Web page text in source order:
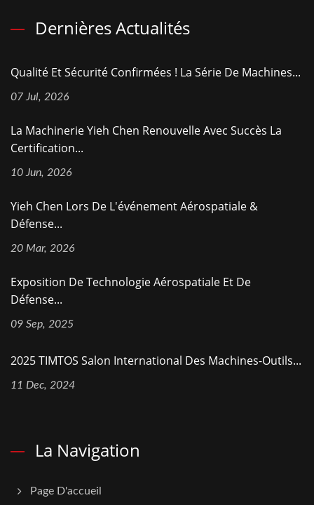
Dernières Actualités
Qualité Et Sécurité Confirmées ! La Série De Machines...
07 Jul, 2026
La Machinerie Yieh Chen Renouvelle Avec Succès La
Certification...
10 Jun, 2026
Yieh Chen Lors De L'événement Aérospatiale &
Défense...
20 Mar, 2026
Exposition De Technologie Aérospatiale Et De
Défense...
09 Sep, 2025
2025 TIMTOS Salon International Des Machines-Outils...
11 Dec, 2024
La Navigation
Page D'accueil